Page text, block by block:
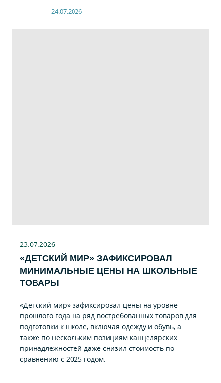
24.07.2026
23.07.2026
«ДЕТСКИЙ МИР» ЗАФИКСИРОВАЛ
МИНИМАЛЬНЫЕ ЦЕНЫ НА ШКОЛЬНЫЕ
ТОВАРЫ
«Детский мир» зафиксировал цены на уровне
прошлого года на ряд востребованных товаров для
подготовки к школе, включая одежду и обувь, а
также по нескольким позициям канцелярских
принадлежностей даже снизил стоимость по
сравнению с 2025 годом.